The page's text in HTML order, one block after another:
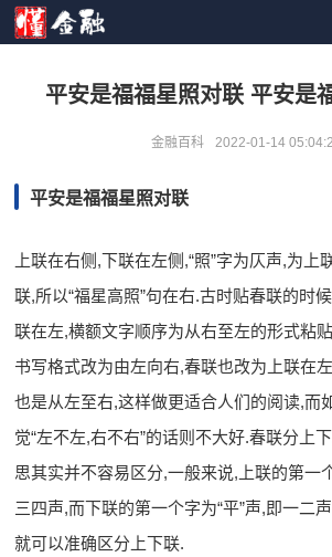
平安是福福星照对联 平安是
金融百科 2022-01-14
平安是福福星照对联
上联在右侧,下联在左侧,“照”字为仄声,为上
联,所以“福星高照”句在右.古时贴春联的时
联在左,横额文字顺序为从右至左的形式粘
书写格式改为由左向右,春联也改为上联在
也是从左至右,这样做更适合人们的阅读,而
觉“左不左,右不右”的话则不大好.春联分上
思其实并不容易区分,一般来说,上联的第一
三四声,而下联的第一个字为“平”声,即一二
就可以准确区分上下联.